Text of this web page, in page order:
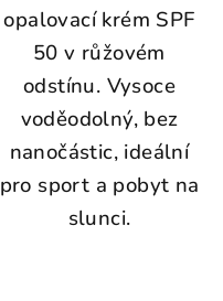
opalovací krém SPF
50 v růžovém
odstínu. Vysoce
voděodolný, bez
nanočástic, ideální
pro sport a pobyt na
slunci.